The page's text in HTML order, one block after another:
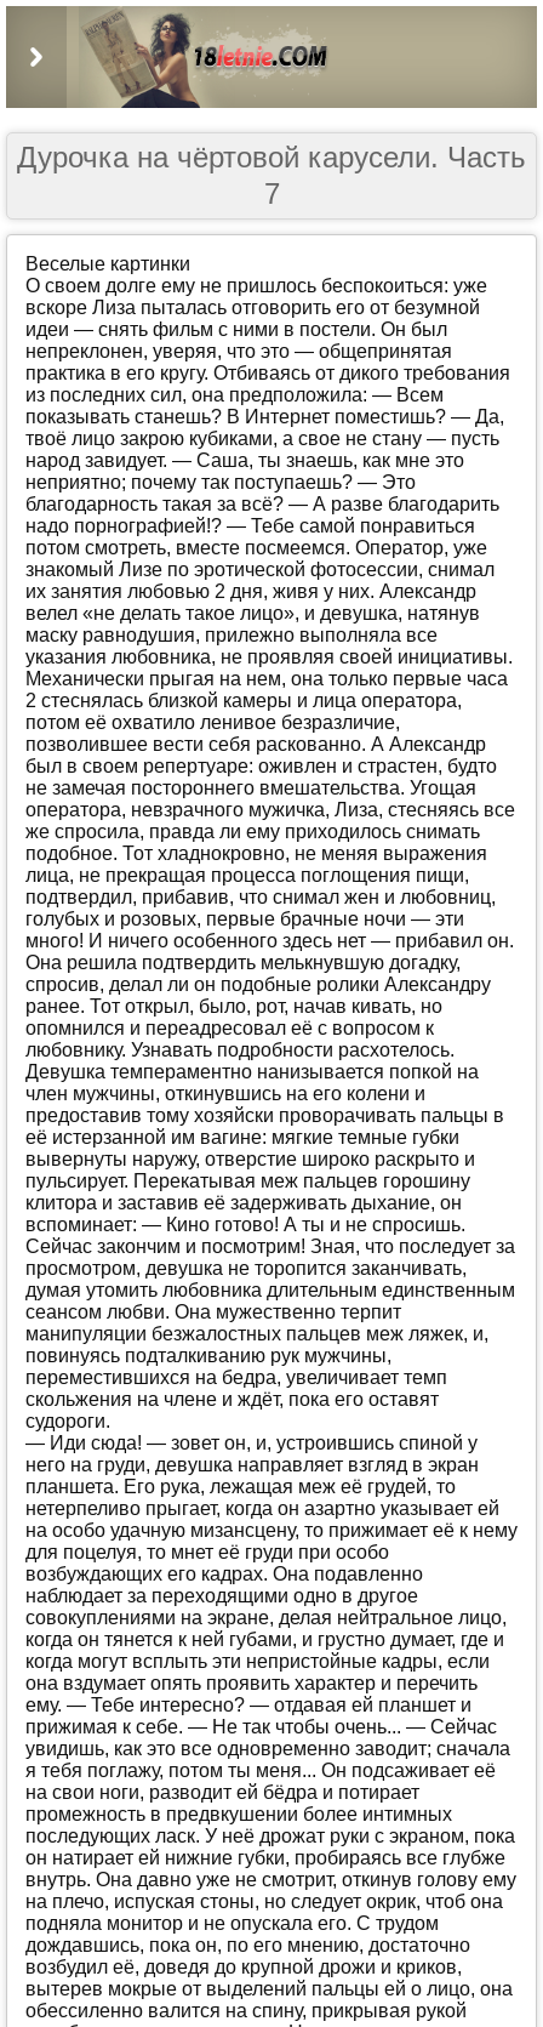
Sexwife и Cuckold(269)
Бисексуалы(122)
В попку (4481)
Драма(303)
Золотой дождь (659)
Измена (3541)
Инцест (478)
Классика(1683)
Короткие(192)
Куннилингус(335)
Минет (4775)
Наблюдатели(2459)
Остальное(2860)
Переодевание(483)
Пикап истории(33)
По принуждению(4350)
Подчинение и унижение(3255)
Пожилые(63)
Потеря девственности(1503)
Поэзия(793)
Рассказы с фото(194)
Романтика(2606)
Свингеры(82)
Секс туризм (31)
Служебный роман(1047)
Случай(3809)
Странности(1497)
Студенты(1257)
Традиционно(468)
Транссексуалы (119)
Фантазии (155)
Фантастика(290)
Фемдом(62)
Фетиш(943)
Экзекуция
Эротическая сказка(1380)
Юмористические(800)
Дурочка на чёртовой карусели. Часть
7
Веселые картинки
О своем долге ему не пришлось беспокоиться: уже
вскоре Лиза пыталась отговорить его от безумной
идеи — снять фильм с ними в постели. Он был
непреклонен, уверяя, что это — общепринятая
практика в его кругу. Отбиваясь от дикого требования
из последних сил, она предположила: — Всем
показывать станешь? В Интернет поместишь? — Да,
твоё лицо закрою кубиками, а свое не стану — пусть
народ завидует. — Саша, ты знаешь, как мне это
неприятно; почему так поступаешь? — Это
благодарность такая за всё? — А разве благодарить
надо порнографией!? — Тебе самой понравиться
потом смотреть, вместе посмеемся. Оператор, уже
знакомый Лизе по эротической фотосессии, снимал
их занятия любовью 2 дня, живя у них. Александр
велел «не делать такое лицо», и девушка, натянув
маску равнодушия, прилежно выполняла все
указания любовника, не проявляя своей инициативы.
Механически прыгая на нем, она только первые часа
2 стеснялась близкой камеры и лица оператора,
потом её охватило ленивое безразличие,
позволившее вести себя раскованно. А Александр
был в своем репертуаре: оживлен и страстен, будто
не замечая постороннего вмешательства. Угощая
оператора, невзрачного мужичка, Лиза, стесняясь все
же спросила, правда ли ему приходилось снимать
подобное. Тот хладнокровно, не меняя выражения
лица, не прекращая процесса поглощения пищи,
подтвердил, прибавив, что снимал жен и любовниц,
голубых и розовых, первые брачные ночи — эти
много! И ничего особенного здесь нет — прибавил он.
Она решила подтвердить мелькнувшую догадку,
спросив, делал ли он подобные ролики Александру
ранее. Тот открыл, было, рот, начав кивать, но
опомнился и переадресовал её с вопросом к
любовнику. Узнавать подробности расхотелось.
Девушка темпераментно нанизывается попкой на
член мужчины, откинувшись на его колени и
предоставив тому хозяйски проворачивать пальцы в
её истерзанной им вагине: мягкие темные губки
вывернуты наружу, отверстие широко раскрыто и
пульсирует. Перекатывая меж пальцев горошину
клитора и заставив её задерживать дыхание, он
вспоминает: — Кино готово! А ты и не спросишь.
Сейчас закончим и посмотрим! Зная, что последует за
просмотром, девушка не торопится заканчивать,
думая утомить любовника длительным единственным
сеансом любви. Она мужественно терпит
манипуляции безжалостных пальцев меж ляжек, и,
повинуясь подталкиванию рук мужчины,
переместившихся на бедра, увеличивает темп
скольжения на члене и ждёт, пока его оставят
судороги.
— Иди сюда! — зовет он, и, устроившись спиной у
него на груди, девушка направляет взгляд в экран
планшета. Его рука, лежащая меж её грудей, то
нетерпеливо прыгает, когда он азартно указывает ей
на особо удачную мизансцену, то прижимает её к нему
для поцелуя, то мнет её груди при особо
возбуждающих его кадрах. Она подавленно
наблюдает за переходящими одно в другое
совокуплениями на экране, делая нейтральное лицо,
когда он тянется к ней губами, и грустно думает, где и
когда могут всплыть эти непристойные кадры, если
она вздумает опять проявить характер и перечить
ему. — Тебе интересно? — отдавая ей планшет и
прижимая к себе. — Не так чтобы очень... — Сейчас
увидишь, как это все одновременно заводит; сначала
я тебя поглажу, потом ты меня... Он подсаживает её
на свои ноги, разводит ей бёдра и потирает
промежность в предвкушении более интимных
последующих ласк. У неё дрожат руки с экраном, пока
он натирает ей нижние губки, пробираясь все глубже
внутрь. Она давно уже не смотрит, откинув голову ему
на плечо, испуская стоны, но следует окрик, чтоб она
подняла монитор и не опускала его. С трудом
дождавшись, пока он, по его мнению, достаточно
возбудил её, доведя до крупной дрожи и криков,
вытерев мокрые от выделений пальцы ей о лицо, она
обессиленно валится на спину, прикрывая рукой